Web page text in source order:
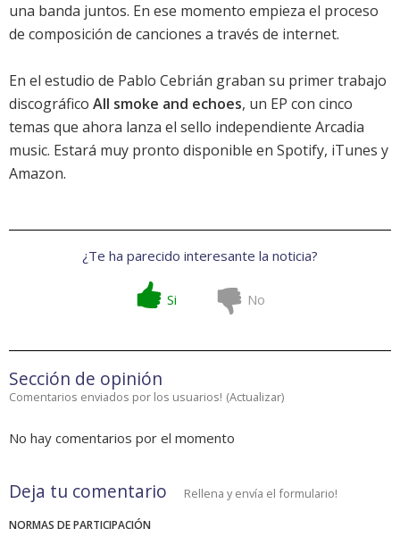
una banda juntos. En ese momento empieza el proceso
de composición de canciones a través de internet.
En el estudio de Pablo Cebrián graban su primer trabajo
discográfico All smoke and echoes, un EP con cinco
temas que ahora lanza el sello independiente Arcadia
music. Estará muy pronto disponible en Spotify, iTunes y
Amazon.
¿Te ha parecido interesante la noticia?
Si No
Sección de opinión
Comentarios enviados por los usuarios! (Actualizar)
No hay comentarios por el momento
Deja tu comentario Rellena y envía el formulario!
NORMAS DE PARTICIPACIÓN